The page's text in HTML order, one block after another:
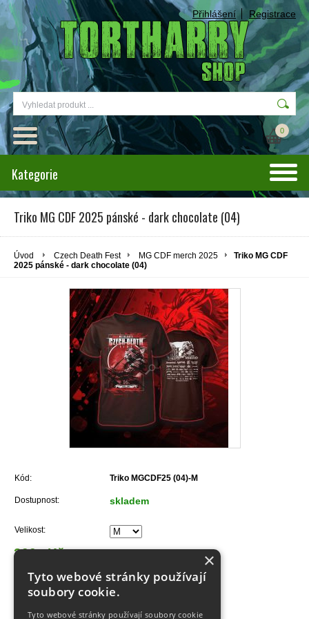
Přihlášení Registrace
0
Kategorie
Triko MG CDF 2025 pánské - dark chocolate (04)
Úvod Czech Death Fest MG CDF merch 2025
Triko MG CDF
2025 pánské - dark chocolate (04)
Kód: Triko MGCDF25 (04)-M
Dostupnost: skladem
Velikost:
300,- Kč
Do košíku
×
Tyto webové stránky používají
soubory cookie.
Tyto webové stránky používají soubory cookie